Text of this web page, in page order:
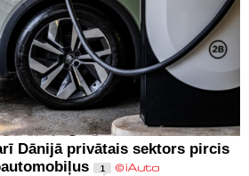
Dānijā privātais sektors pircis
1